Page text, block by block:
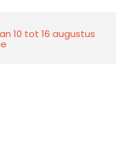
10 tot 16 augustus